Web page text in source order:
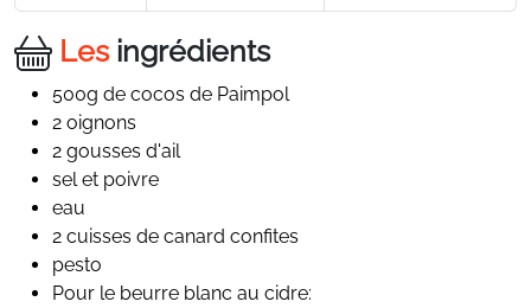
Lesingrédients
500g de cocos de Paimpol
2 oignons
2 gousses d'ail
sel et poivre
eau
2 cuisses de canard confites
pesto
Pour le beurre blanc au cidre: